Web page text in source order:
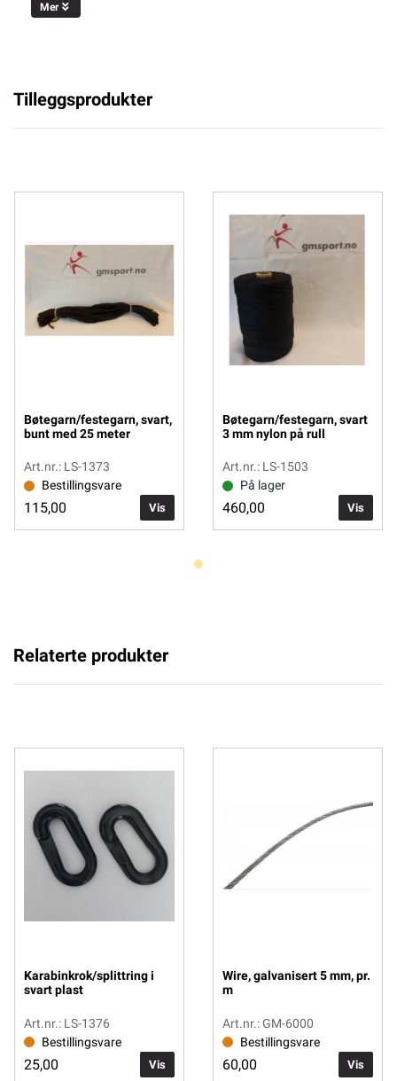
Mer
Tilleggsprodukter
Bøtegarn/festegarn, svart,
bunt med 25 meter
Art.nr.: LS-1373
Bestillingsvare
115,00 Vis
Bøtegarn/festegarn, svart
3 mm nylon på rull
Art.nr.: LS-1503
På lager
460,00 Vis
Relaterte produkter
Karabinkrok/splittring i
svart plast
Art.nr.: LS-1376
Bestillingsvare
25,00 Vis
Wire, galvanisert 5 mm, pr.
m
Art.nr.: GM-6000
Bestillingsvare
60,00 Vis